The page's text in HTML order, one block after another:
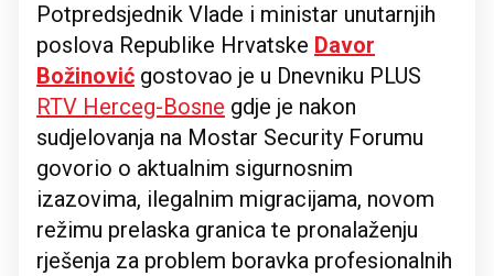
Potpredsjednik Vlade i ministar unutarnjih
poslova Republike Hrvatske Davor
Božinović gostovao je u Dnevniku PLUS
RTV Herceg-Bosne gdje je nakon
sudjelovanja na Mostar Security Forumu
govorio o aktualnim sigurnosnim
izazovima, ilegalnim migracijama, novom
režimu prelaska granica te pronalaženju
rješenja za problem boravka profesionalnih